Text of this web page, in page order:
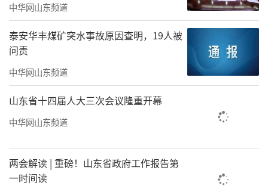
中华网山东频道
泰安华丰煤矿突水事故原因查明，19人被
问责
中华网山东频道
山东省十四届人大三次会议隆重开幕
中华网山东频道
两会解读 | 重磅！山东省政府工作报告第
一时间读